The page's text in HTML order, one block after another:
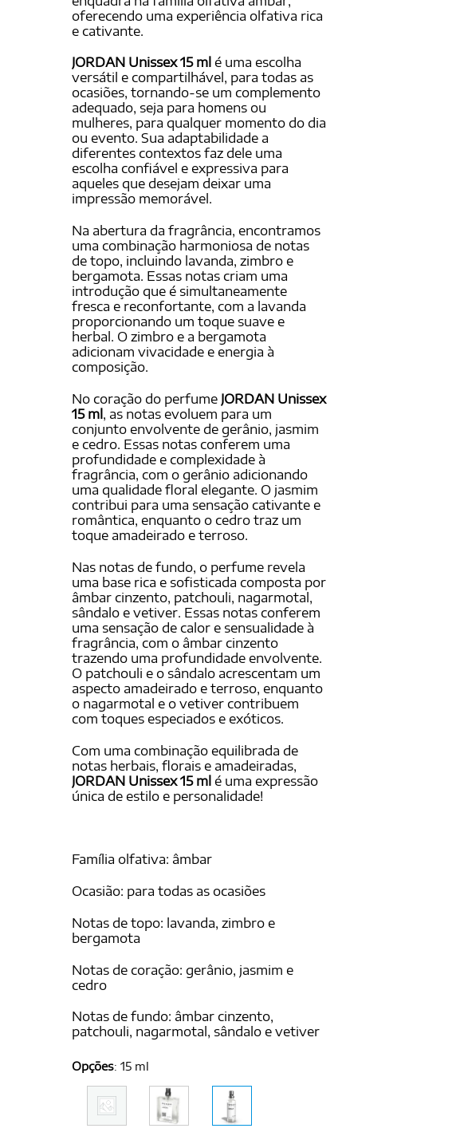
de clientes
oferecendo uma experiência olfativa rica
e cativante.
JORDAN Unissex 15 ml é uma escolha
versátil e compartilhável, para todas as
ocasiões, tornando-se um complemento
adequado, seja para homens ou
mulheres, para qualquer momento do dia
ou evento. Sua adaptabilidade a
diferentes contextos faz dele uma
escolha confiável e expressiva para
aqueles que desejam deixar uma
impressão memorável.
Na abertura da fragrância, encontramos
uma combinação harmoniosa de notas
de topo, incluindo lavanda, zimbro e
bergamota. Essas notas criam uma
introdução que é simultaneamente
fresca e reconfortante, com a lavanda
proporcionando um toque suave e
herbal. O zimbro e a bergamota
adicionam vivacidade e energia à
composição.
No coração do perfume JORDAN Unissex
15 ml , as notas evoluem para um
conjunto envolvente de gerânio, jasmim
e cedro. Essas notas conferem uma
profundidade e complexidade à
fragrância, com o gerânio adicionando
uma qualidade floral elegante. O jasmim
contribui para uma sensação cativante e
romântica, enquanto o cedro traz um
toque amadeirado e terroso.
Nas notas de fundo, o perfume revela
uma base rica e sofisticada composta por
âmbar cinzento, patchouli, nagarmotal,
sândalo e vetiver. Essas notas conferem
uma sensação de calor e sensualidade à
fragrância, com o âmbar cinzento
trazendo uma profundidade envolvente.
O patchouli e o sândalo acrescentam um
aspecto amadeirado e terroso, enquanto
o nagarmotal e o vetiver contribuem
com toques especiados e exóticos.
Com uma combinação equilibrada de
notas herbais, florais e amadeiradas,
JORDAN Unissex 15 ml é uma expressão
única de estilo e personalidade!
Família olfativa: âmbar
Ocasião: para todas as ocasiões
Notas de topo: lavanda, zimbro e
bergamota
Notas de coração: gerânio, jasmim e
cedro
Notas de fundo: âmbar cinzento,
patchouli, nagarmotal, sândalo e vetiver
Opções: 15 ml